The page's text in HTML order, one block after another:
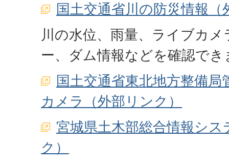
国土交通省川の防災情報（
川の水位、雨量、ライブカ
ー、ダム情報などを確認でき
国土交通省東北地方整備局
カメラ（外部リンク）
宮城県土木部総合情報シ
ク）